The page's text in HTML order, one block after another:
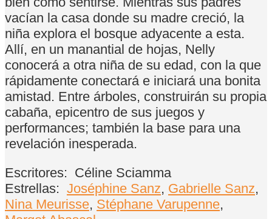
vacían la casa donde su madre creció, la
niña explora el bosque adyacente a esta.
Allí, en un manantial de hojas, Nelly
conocerá a otra niña de su edad, con la que
rápidamente conectará e iniciará una bonita
amistad. Entre árboles, construirán su propia
cabaña, epicentro de sus juegos y
performances; también la base para una
revelación inesperada.
Escritores: Céline Sciamma
Estrellas: Joséphine Sanz, Gabrielle Sanz,
Nina Meurisse, Stéphane Varupenne,